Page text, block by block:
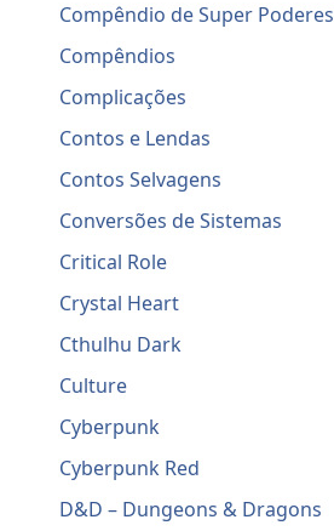
Compêndio de Super Poderes
Compêndios
Complicações
Contos e Lendas
Contos Selvagens
Conversões de Sistemas
Critical Role
Crystal Heart
Cthulhu Dark
Culture
Cyberpunk
Cyberpunk Red
D&D – Dungeons & Dragons